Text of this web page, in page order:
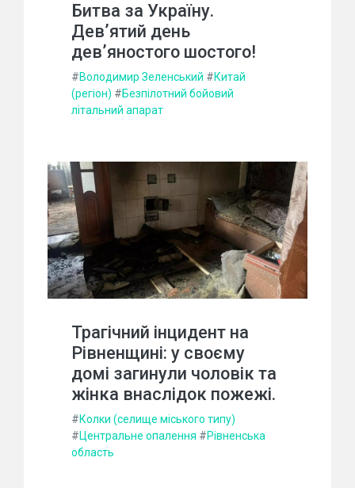
Битва за Україну.
Дев’ятий день
дев’яностого шостого!
#Володимир Зеленський #Китай
(регіон) #Безпілотний бойовий
літальний апарат
Трагічний інцидент на
Рівненщині: у своєму
домі загинули чоловік та
жінка внаслідок пожежі.
#Колки (селище міського типу)
#Центральне опалення #Рівненська
область